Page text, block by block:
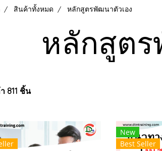
สินค้าทั้งหมด หลักสูตรพัฒนาตัวเอง
หลักสูต
811 ชิ้น
New
Best Seller